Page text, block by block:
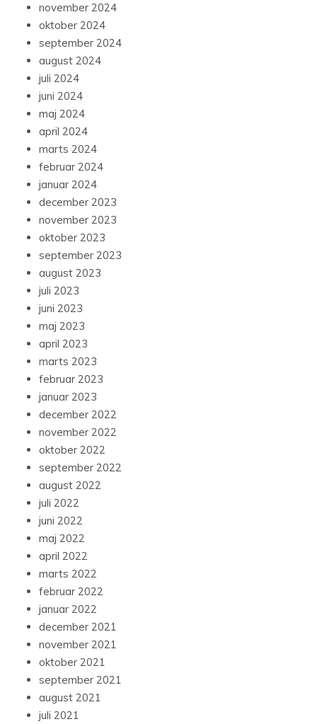
november 2024
oktober 2024
september 2024
august 2024
juli 2024
juni 2024
maj 2024
april 2024
marts 2024
februar 2024
januar 2024
december 2023
november 2023
oktober 2023
september 2023
august 2023
juli 2023
juni 2023
maj 2023
april 2023
marts 2023
februar 2023
januar 2023
december 2022
november 2022
oktober 2022
september 2022
august 2022
juli 2022
juni 2022
maj 2022
april 2022
marts 2022
februar 2022
januar 2022
december 2021
november 2021
oktober 2021
september 2021
august 2021
juli 2021